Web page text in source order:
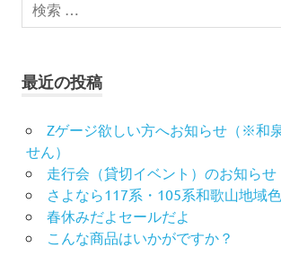
最近の投稿
Zゲージ欲しい方へお知らせ（※和
せん）
走行会（貸切イベント）のお知らせ
さよなら117系・105系和歌山地域色
春休みだよセールだよ
こんな商品はいかがですか？